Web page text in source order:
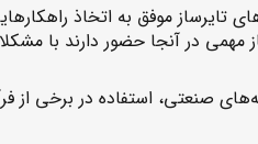
تایرساز موفق به اتخاذ
در آنجا حضور دارند با
صنعتی، استفاده در برخی از